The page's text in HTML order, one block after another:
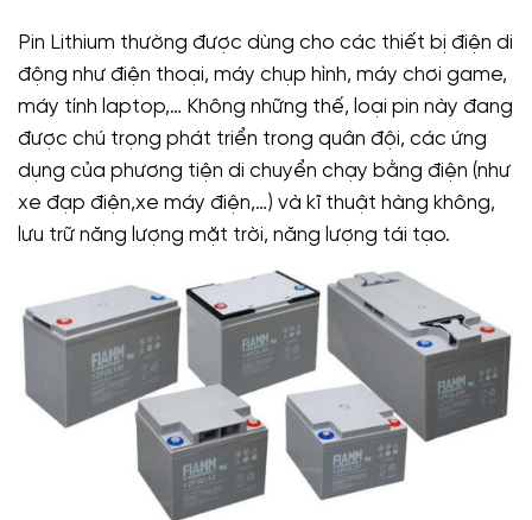
Pin Lithium thường được dùng cho các thiết bị điện di
động như điện thoại, máy chụp hình, máy chơi game,
máy tính laptop,… Không những thế, loại pin này đang
được chú trọng phát triển trong quân đội, các ứng
dụng của phương tiện di chuyển chạy bằng điện (như
xe đạp điện,xe máy điện,…) và kĩ thuật hàng không,
lưu trữ năng lượng mặt trời, năng lượng tái tạo.